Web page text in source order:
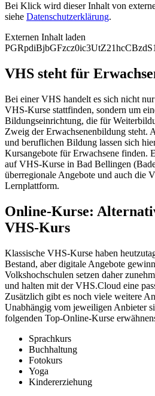
Bei Klick wird dieser Inhalt von
siehe Datenschutzerklärung.
Externen Inhalt laden
VHS steht für
Bei einer VHS handelt es sich nicht
VHS-Kurse stattfinden, sondern um
Bildungseinrichtung, die für
Zweig der Erwachsenenbildung steht.
und beruflichen Bildung lassen sich
Kursangebote für Erwachsene finden.
auf VHS-Kurse in Bad Bellingen
überregionale Angebote und auch die
Lernplattform.
Online-Kurse:
VHS-Kurs
Klassische VHS-Kurse haben
Bestand, aber digitale Angebote
Volkshochschulen setzen daher
und halten mit der VHS.Cloud eine
Zusätzlich gibt es noch viele weitere
Unabhängig vom jeweiligen Anbieter
folgenden Top-Online-Kurse
Sprachkurs
Buchhaltung
Fotokurs
Yoga
Kindererziehung